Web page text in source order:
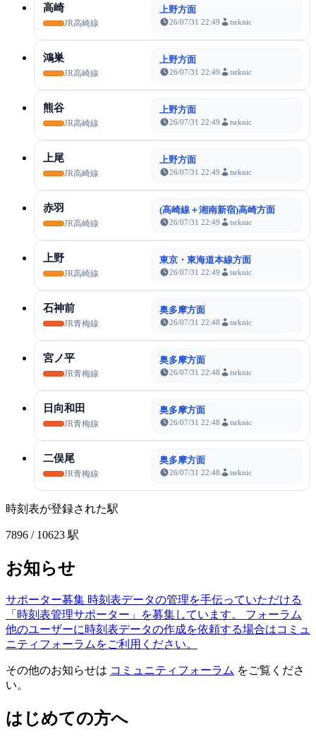
高崎
JR高崎線
上野方面
26/07/31 22:49 tsrknic
鴻巣
JR高崎線
上野方面
26/07/31 22:49 tsrknic
熊谷
JR高崎線
上野方面
26/07/31 22:49 tsrknic
上尾
JR高崎線
上野方面
26/07/31 22:49 tsrknic
赤羽
JR高崎線
(高崎線＋湘南新宿)高崎方面
26/07/31 22:49 tsrknic
上野
JR高崎線
東京・東海道本線方面
26/07/31 22:49 tsrknic
石神前
JR青梅線
奥多摩方面
26/07/31 22:48 tsrknic
宮ノ平
JR青梅線
奥多摩方面
26/07/31 22:48 tsrknic
日向和田
JR青梅線
奥多摩方面
26/07/31 22:48 tsrknic
二俣尾
JR青梅線
奥多摩方面
26/07/31 22:48 tsrknic
時刻表が登録された駅
7896 / 10623 駅
お知らせ
サポーター募集 時刻表データの管理を手伝っていただける
「時刻表管理サポーター」を募集しています。
フォーラム
他のユーザーに時刻表データの作成を依頼する場合はコミュ
ニティフォーラムをご利用ください。
その他のお知らせは コミュニティフォーラム をご覧くださ
い。
はじめての方へ